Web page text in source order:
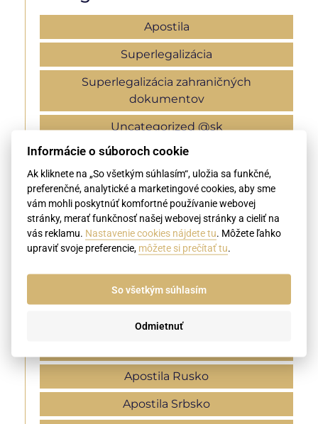
Apostila
Superlegalizácia
Superlegalizácia zahraničných
dokumentov
Uncategorized @sk
Pôvod dokumentu
Apostila Austrália
Apostila Grécko
Apostila Kanada
Apostila Maďarsko
Apostila Rusko
Apostila Srbsko
Informácie o súboroch cookie
Ak kliknete na „So všetkým súhlasím“, uložia sa funkčné,
preferenčné, analytické a marketingové cookies, aby sme
vám mohli poskytnúť komfortné používanie webovej
stránky, merať funkčnosť našej webovej stránky a cieliť na
vás reklamu. Nastavenie cookies nájdete tu. Môžete ľahko
upraviť svoje preferencie, môžete si prečítať tu.
So všetkým súhlasím
Odmietnuť